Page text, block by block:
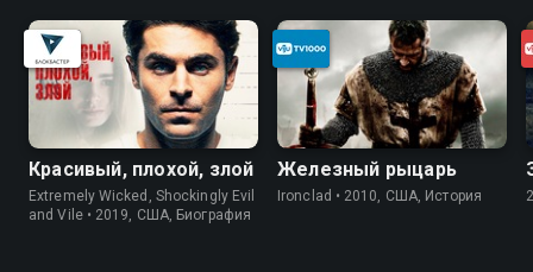
Красивый, плохой, злой
Extremely Wicked, Shockingly Evil
and Vile • 2019, США, Биография
Железный рыцарь
Ironclad • 2010, США, История